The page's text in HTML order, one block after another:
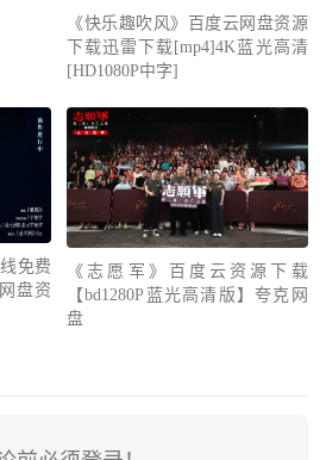
《快乐趣吹风》百度云网盘资源
下载迅雷下载[mp4]4K蓝光高清
[HD1080P中字]
免费
盘资
《志愿军》百度云资源下载
【bd1280P蓝光高清版】夸克网
盘